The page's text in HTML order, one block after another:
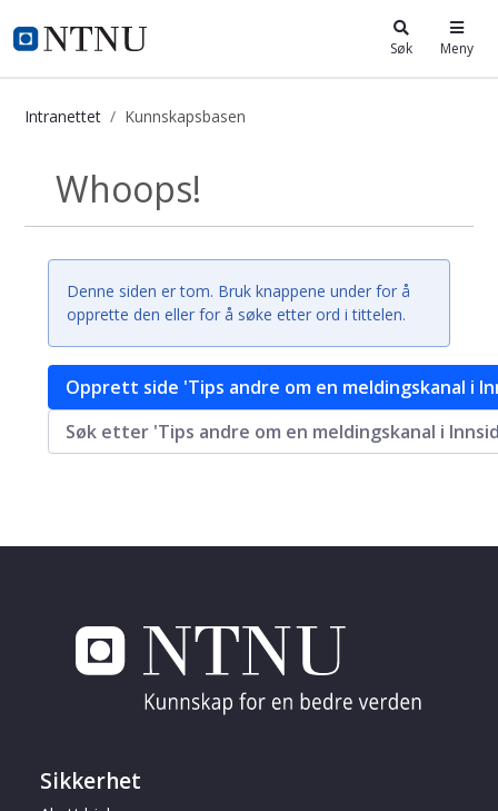
i.ntnu.no Søk Meny
Intranettet Kunnskapsbasen
Kunnskapsbasen
Tilbake
Whoops!
Denne siden er tom. Bruk knappene under for å
opprette den eller for å søke etter ord i tittelen.
Opprett side 'Tips andre om en meldingskanal i
Søk etter 'Tips andre om en meldingskanal i
Sikkerhet